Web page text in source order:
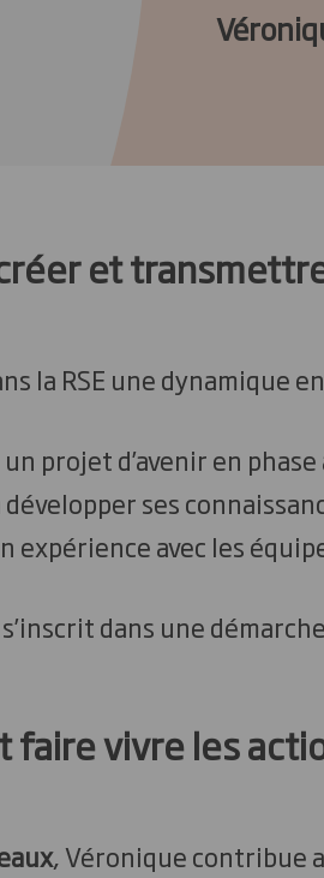
et
la RSE une dynamique
projet d’avenir en phase
ses
expérience avec les
dans une
vivre les
, Véronique contribue